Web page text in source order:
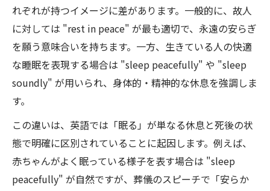
れぞれが持つイメージに差があります。一般的に、故人
に対しては "rest in peace" が最も適切で、永遠の安らぎ
を願う意味合いを持ちます。一方、生きている人の快適
な睡眠を表現する場合は "sleep peacefully" や "sleep
soundly" が用いられ、身体的・精神的な休息を強調しま
す。
この違いは、英語では「眠る」が単なる休息と死後の状
態で明確に区別されていることに起因します。例えば、
赤ちゃんがよく眠っている様子を表す場合は "sleep
peacefully" が自然ですが、葬儀のスピーチで「安らか